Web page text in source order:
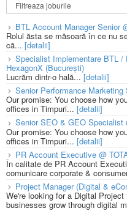
BTL Account Manager Senior
Rolul ăsta se măsoară în ce nu
că... [detalii]
Specialist Implementare BTL
HexagonX (București)
Lucrăm dintr-o hală... [detalii]
Senior Performance
Our promise: You choose how
offices in Timpuri... [detalii]
Senior SEO & GEO Specialist
Our promise: You choose how
offices in Timpuri... [detalii]
PR Account Executive @
În calitate de PR Account
comunicare corporate &
Project Manager (Digital &
We're looking for a Digital
businesses grow through digital